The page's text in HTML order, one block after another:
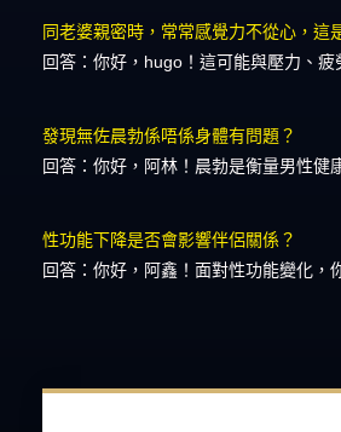
同老婆親密時，常常感覺力不從心，這
回答：你好，hugo！這可能與壓力、疲
發現無佐晨勃係唔係身體有問題？
回答：你好，阿林！晨勃是衡量男性健
性功能下降是否會影響伴侶關係？
回答：你好，阿鑫！面對性功能變化，